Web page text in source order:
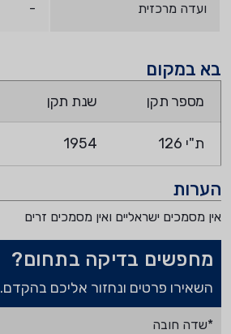
ועדה מרכזית -
בא במקום
מספר תקן שנת תקן
ת"י 126 1954
הערות
אין מסמכים ישראליים ואין מסמכים זרים
מחפשים בדיקה בתחום?
השאירו פרטים ונחזור אליכם בהקדם.
*שדה חובה